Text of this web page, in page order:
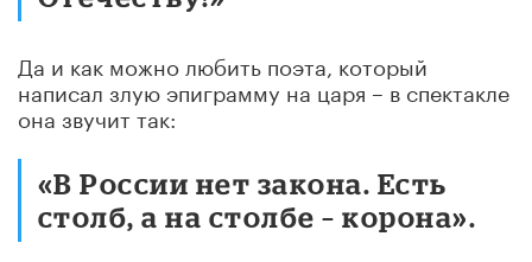
Да и как можно любить поэта, который
написал злую эпиграмму на царя – в спектакле
она звучит так:
«В России нет закона. Есть
столб, а на столбе – корона».